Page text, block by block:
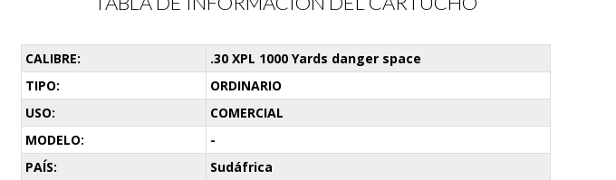
CALIBRE:
.30 XPL 1000 Yards danger space
TIPO:
ORDINARIO
USO:
COMERCIAL
MODELO:
-
PAÍS:
Sudáfrica